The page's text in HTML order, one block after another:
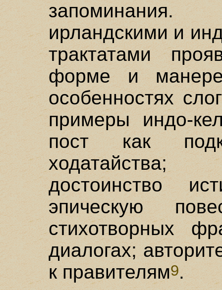
ирландскими и
трактатами
форме и
особенностях
примеры индо-
пост как
ходатайства;
достоинство
эпическую
стихотворных
диалогах;
к правителям9.